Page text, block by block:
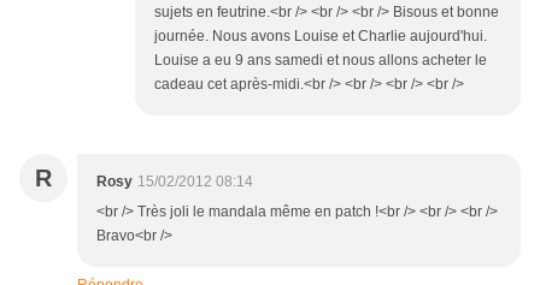
sujets en feutrine.<br /> <br /> <br /> Bisous et bonne
journée. Nous avons Louise et Charlie aujourd'hui.
Louise a eu 9 ans samedi et nous allons acheter le
cadeau cet après-midi.<br /> <br /> <br /> <br />
R Rosy 15/02/2012 08:14
<br /> Très joli le mandala même en patch !<br /> <br /> <br />
Bravo<br />